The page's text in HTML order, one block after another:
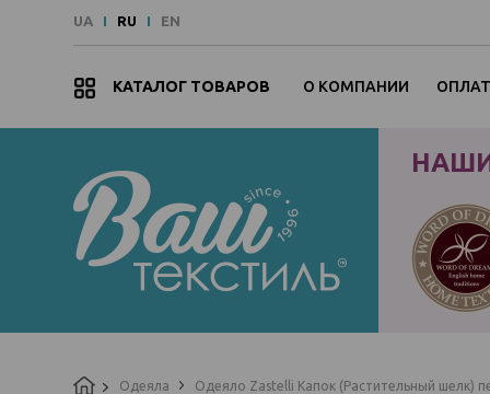
UA RU EN
КАТАЛОГ ТОВАРОВ О КОМПАНИИ
Одеяла Одеяло Zastelli Капок (Растительный шелк)